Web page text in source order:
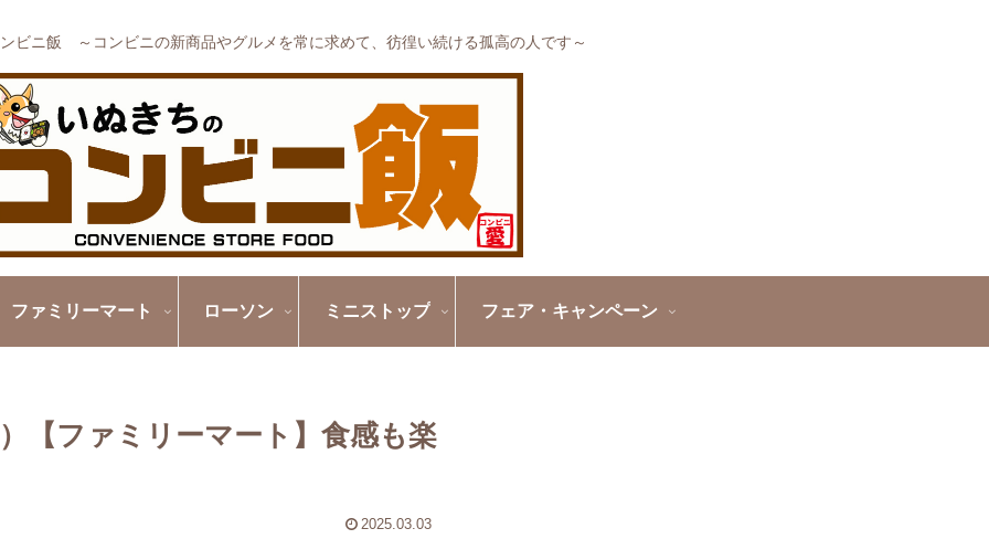
ビニ飯 ～コンビニの新商品やグルメを常に求めて、彷徨い続ける孤高の人です～
ファミリーマート ローソン ミニストップ フェア・キャンペーン
【ファミリーマート】食感も楽
2025.03.03